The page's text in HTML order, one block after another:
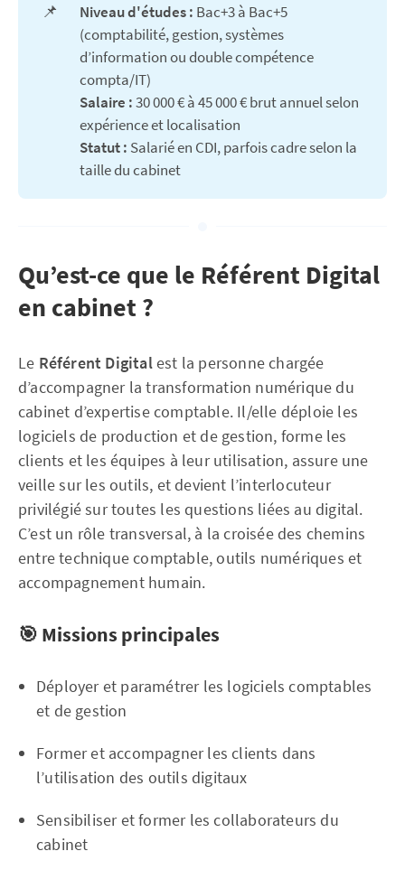
📌 Niveau d'études : Bac+3 à Bac+5
(comptabilité, gestion, systèmes
d’information ou double compétence
compta/IT)
Salaire : 30 000 € à 45 000 € brut annuel selon
expérience et localisation
Statut : Salarié en CDI, parfois cadre selon la
taille du cabinet
Qu’est-ce que le Référent Digital
en cabinet ?
Le Référent Digitalest la personne chargée
d’accompagner la transformation numérique du
cabinet d’expertise comptable. Il/elle déploie les
logiciels de production et de gestion, forme les
clients et les équipes à leur utilisation, assure une
veille sur les outils, et devient l’interlocuteur
privilégié sur toutes les questions liées au digital.
C’est un rôle transversal, à la croisée des chemins
entre technique comptable, outils numériques et
accompagnement humain.
🎯 Missions principales
Déployer et paramétrer les logiciels comptables
et de gestion
Former et accompagner les clients dans
l’utilisation des outils digitaux
Sensibiliser et former les collaborateurs du
cabinet